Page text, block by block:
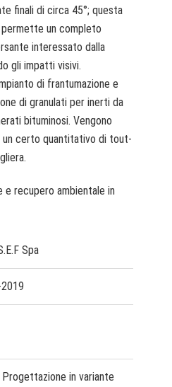
finali di circa 45°; questa
un completo
interessato dalla
gli impatti visivi.
di frantumazione e
di granulati per inerti da
bituminosi. Vengono
certo quantitativo di tout-
recupero ambientale in
Spa
Progettazione in variante